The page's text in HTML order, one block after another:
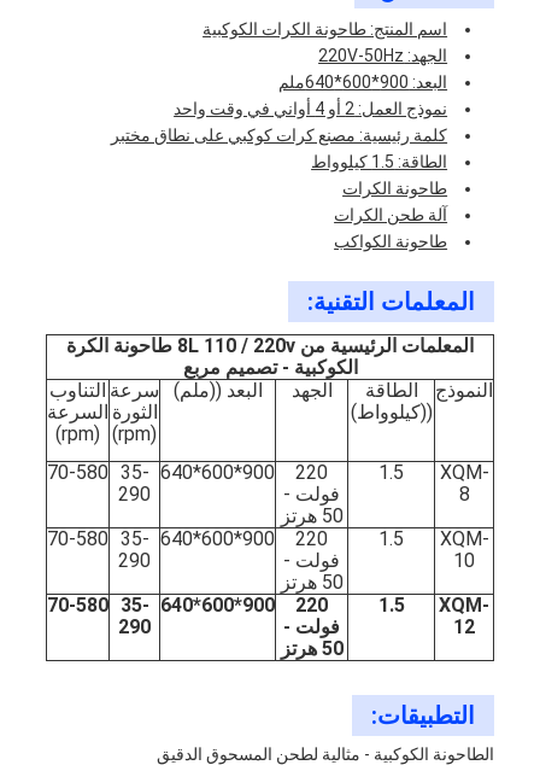
اسم المنتج: طاحونة الكرات الكوكبية
الجهد: 220V-50Hz
البعد: 900*600*640ملم
نموذج العمل: 2 أو 4 أواني في وقت واحد
كلمة رئيسية: مصنع كرات كوكبي على نطاق مختبر
الطاقة: 1.5 كيلوواط
طاحونة الكرات
آلة طحن الكرات
طاحونة الكواكب
المعلمات التقنية:
المعلمات الرئيسية من 8L 110 / 220v طاحونة الكرة
الكوكبية - تصميم مربع
النموذج
الطاقة
((كيلوواط)
الجهد البعد ((ملم)
سرعة
الثورة
(rpm)
التناوب
السرعة
(rpm)
XQM-
8
1.5
220
فولت -
50 هرتز
900*600*640
35-
290
70-580
XQM-
10
1.5
220
فولت -
50 هرتز
900*600*640
35-
290
70-580
XQM-
12
1.5
220
فولت -
50 هرتز
900*600*640
35-
290
70-580
التطبيقات:
الطاحونة الكوكبية - مثالية لطحن المسحوق الدقيق